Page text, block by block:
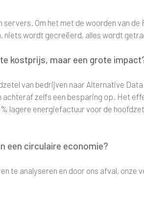
Om het met de woorden van de
niets wordt gecreëerd, alles wordt
kostprijs, maar een grote
van bedrijven naar Alternative
achteraf zelfs een besparing op. Het
lagere energiefactuur voor de
een circulaire economie?
te analyseren en door ons afval, onze